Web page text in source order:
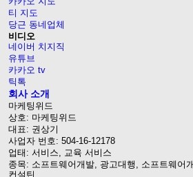
티 지도
당근 동네업체
비디오
네이버 치지직
유튜브
카카오 tv
틱톡
회사 소개
마케팅위드
상호: 마케팅위드
대표: 권상기
사업자 번호: 504-16-12178
업태: 서비스, 교육 서비스
종목: 소프트웨어개발, 광고대행, 소프트웨어
컨설틴